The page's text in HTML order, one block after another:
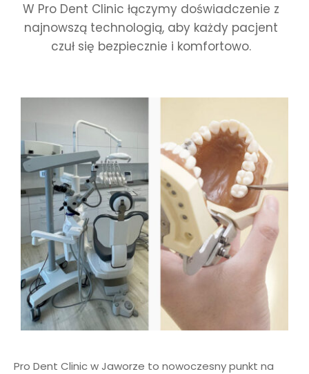
W Pro Dent Clinic łączymy doświadczenie z
najnowszą technologią, aby każdy pacjent
czuł się bezpiecznie i komfortowo.
Pro Dent Clinic w Jaworze to nowoczesny punkt na